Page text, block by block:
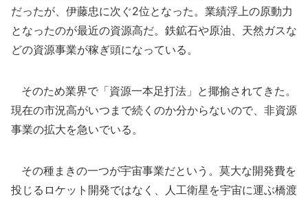
だったが、伊藤忠に次ぐ2位となった。業績浮上の原動力
となったのが最近の資源高だ。鉄鉱石や原油、天然ガスな
どの資源事業が稼ぎ頭になっている。
そのため業界で「資源一本足打法」と揶揄されてきた。
現在の市況高がいつまで続くのか分からないので、非資源
事業の拡大を急いでいる。
その種まきの一つが宇宙事業だという。莫大な開発費を
投じるロケット開発ではなく、人工衛星を宇宙に運ぶ橋渡